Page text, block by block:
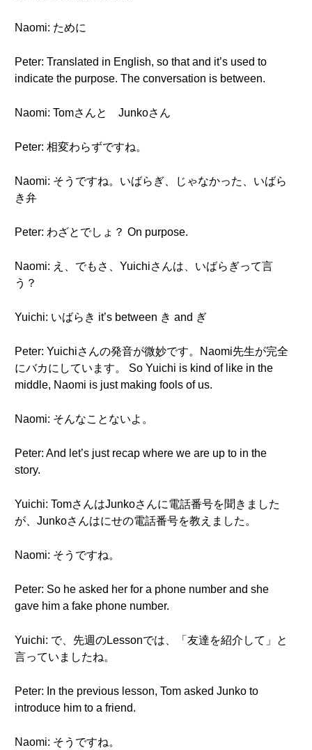
Naomi: ために
Peter: Translated in English, so that and it’s used to
indicate the purpose. The conversation is between.
Naomi: Tomさんと Junkoさん
Peter: 相変わらずですね。
Naomi: そうですね。いばらぎ、じゃなかった、いばら
き弁
Peter: わざとでしょ？ On purpose.
Naomi: え、でもさ、Yuichiさんは、いばらぎって言
う？
Yuichi: いばらき it’s between き and ぎ
Peter: Yuichiさんの発音が微妙です。Naomi先生が完全
にバカにしています。 So Yuichi is kind of like in the
middle, Naomi is just making fools of us.
Naomi: そんなことないよ。
Peter: And let’s just recap where we are up to in the
story.
Yuichi: TomさんはJunkoさんに電話番号を聞きました
が、Junkoさんはにせの電話番号を教えました。
Naomi: そうですね。
Peter: So he asked her for a phone number and she
gave him a fake phone number.
Yuichi: で、先週のLessonでは、「友達を紹介して」と
言っていましたね。
Peter: In the previous lesson, Tom asked Junko to
introduce him to a friend.
Naomi: そうですね。